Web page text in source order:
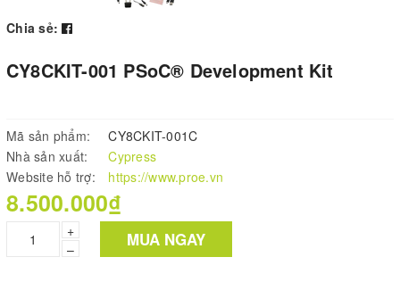
Chia sẻ:
CY8CKIT-001 PSoC® Development Kit
Mã sản phẩm:
CY8CKIT-001C
Nhà sản xuất:
Cypress
Website hỗ trợ:
https://www.proe.vn
8.500.000₫
+
–
MUA NGAY